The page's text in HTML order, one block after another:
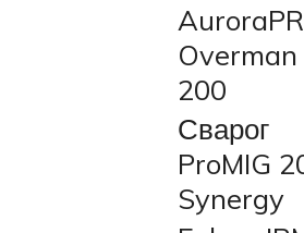
Overman
200
Сварог
ProMIG
Synergy